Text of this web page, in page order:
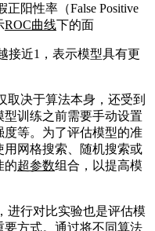
正阳性率（False Positive
ROC曲线下的面
接近1，表示模型具有更
取决于算法本身，还受到
型训练之前需要手动设置
度等。为了评估模型的准
网格搜索、随机搜索或
的超参数组合，以提高模
进行对比实验也是评估模
方式。通过将不同算法